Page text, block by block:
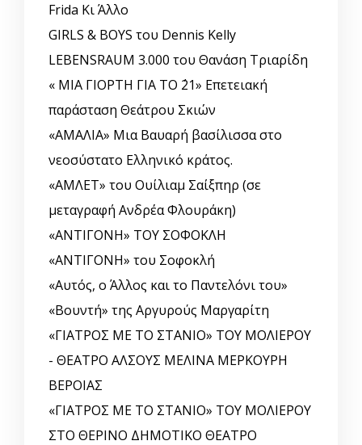
Frida Κι Άλλο
GIRLS & BOYS του Dennis Kelly
LEBENSRAUM 3.000 του Θανάση Τριαρίδη
« ΜΙΑ ΓΙΟΡΤΗ ΓΙΑ ΤΟ ΄21» Επετειακή
παράσταση Θεάτρου Σκιών
«ΑΜΑΛΙΑ» Μια Βαυαρή βασίλισσα στο
νεοσύστατο Ελληνικό κράτος.
«ΑΜΛΕΤ» του Ουίλιαμ Σαίξπηρ (σε
μεταγραφή Ανδρέα Φλουράκη)
«ΑΝΤΙΓΟΝΗ» ΤΟΥ ΣΟΦΟΚΛΗ
«ΑΝΤΙΓΟΝΗ» του Σοφοκλή
«Αυτός, o Άλλος και το Παντελόνι του»
«Βουντή» της Αργυρούς Μαργαρίτη
«ΓΙΑΤΡΟΣ ΜΕ ΤΟ ΣΤΑΝΙΟ» ΤΟΥ ΜΟΛΙΕΡΟΥ
- ΘΕΑΤΡΟ ΑΛΣΟΥΣ ΜΕΛΙΝΑ ΜΕΡΚΟΥΡΗ
ΒΕΡΟΙΑΣ
«ΓΙΑΤΡΟΣ ΜΕ ΤΟ ΣΤΑΝΙΟ» ΤΟΥ ΜΟΛΙΕΡΟΥ
ΣΤΟ ΘΕΡΙΝΟ ΔΗΜΟΤΙΚΟ ΘΕΑΤΡΟ